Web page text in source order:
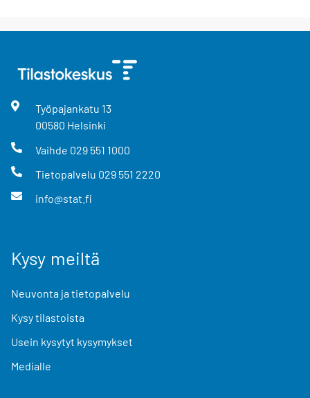
Työpajankatu 13
00580 Helsinki
Vaihde 029 551 1000
Tietopalvelu 029 551 2220
info@stat.fi
Kysy meiltä
Neuvonta ja tietopalvelu
Kysy tilastoista
Usein kysytyt kysymykset
Medialle